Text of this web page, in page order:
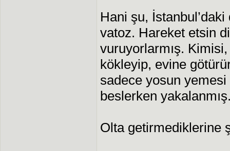
Hani şu,
vatoz. Hareket etsin
vuruyorlarmış.
kökleyip, evine
sadece yosun yemesi
beslerken
Olta getirmediklerine